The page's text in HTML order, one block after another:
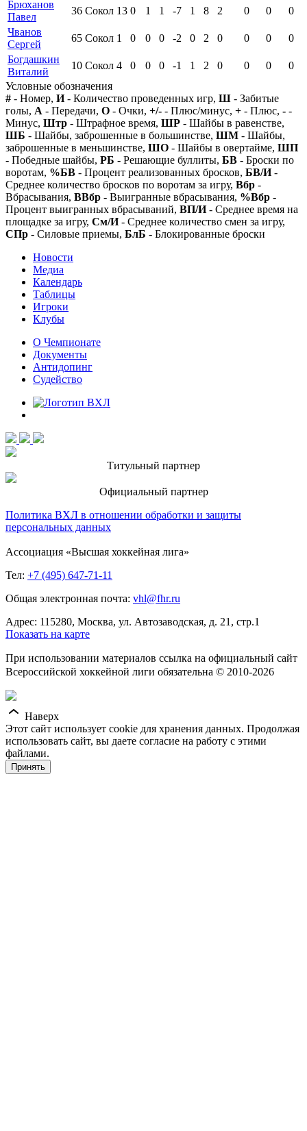
Брюханов
Павел
36 Сокол 13 0 1 1 -7 1 8 2 0 0
0
Чванов
Сергей
65 Сокол 1 0 0 0 -2 0 2 0 0 0
0
Богдашкин
Виталий
10 Сокол 4 0 0 0 -1 1 2 0 0 0
0
Условные обозначения
# - Номер, И- Количество проведенных игр, Ш - Забитые
голы, А - Передачи, О - Очки, +/- - Плюс/минус, + - Плюс, - -
Минус, Штр - Штрафное время, ШР - Шайбы в равенстве,
ШБ - Шайбы, заброшенные в большинстве, ШМ - Шайбы,
заброшенные в меньшинстве, ШО - Шайбы в овертайме, ШП
- Победные шайбы, РБ - Решающие буллиты, БВ - Броски по
воротам, %БВ - Процент реализованных бросков, БВ/И-
Среднее количество бросков по воротам за игру, Вбр -
Вбрасывания, ВВбр - Выигранные вбрасывания, %Вбр -
Процент выигранных вбрасываний, ВП/И- Среднее время на
площадке за игру, См/И- Среднее количество смен за игру,
СПр - Силовые приемы, БлБ - Блокированные броски
Новости
Медиа
Календарь
Таблицы
Игроки
Клубы
О Чемпионате
Документы
Антидопинг
Судейство
Титульный партнер
Официальный партнер
Политика ВХЛ в отношении обработки и защиты
персональных данных
Ассоциация «Высшая хоккейная лига»
Тел: +7 (495) 647-71-11
Общая электронная почта: vhl@fhr.ru
Адрес: 115280, Москва, ул. Автозаводская, д. 21, стр.1
Показать на карте
При использовании материалов ссылка на официальный сайт
Всероссийской хоккейной лиги обязательна © 2010-2026
Наверх
Этот сайт использует cookie для хранения данных. Продолжая
использовать сайт, вы даете согласие на работу с этими
файлами.
Принять